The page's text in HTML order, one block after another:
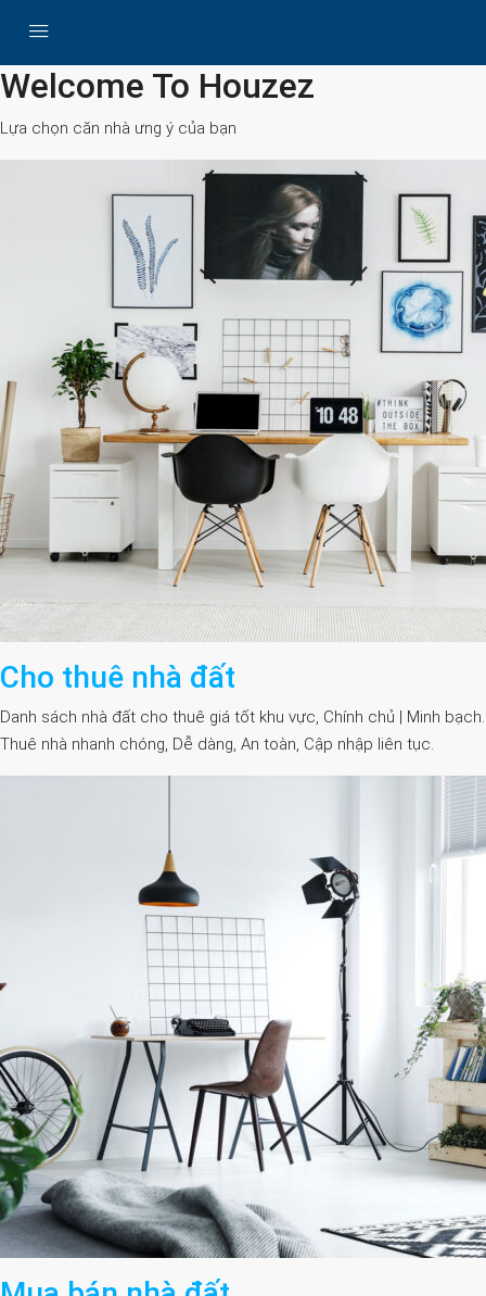
Search
Welcome To Houzez
Lựa chọn căn nhà ưng ý của bạn
Cho thuê nhà đất
Danh sách nhà đất cho thuê giá tốt khu vực, Chính chủ | Minh bạch.
Thuê nhà nhanh chóng, Dễ dàng, An toàn, Cập nhập liên tục.